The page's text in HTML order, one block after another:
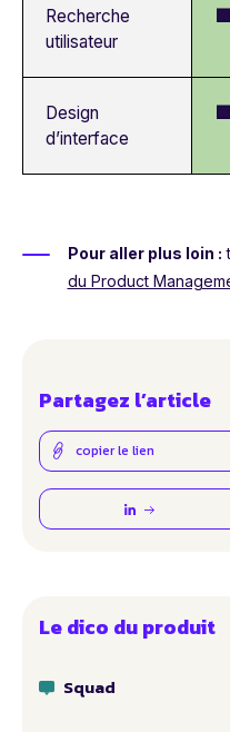
Recherche
utilisateur
Design
d’interface
Pour aller plus loin :
du Product
Partagez l’article
copier le lien
Le dico du produit
Squad